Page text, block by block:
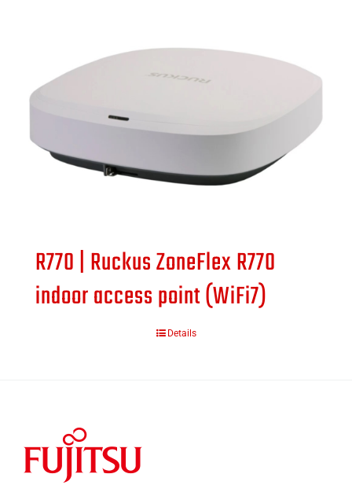
R770 | Ruckus ZoneFlex R770
indoor access point (WiFi7)
Details